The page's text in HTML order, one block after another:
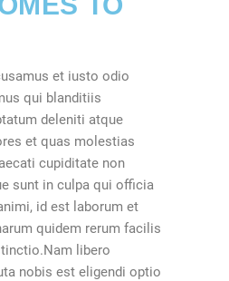
et iusto odio
qui blanditiis
deleniti atque
et quas molestias
cupiditate non
sunt in culpa qui officia
id est laborum et
quidem rerum facilis
libero
nobis est eligendi optio